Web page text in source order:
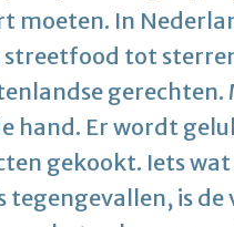
moeten. In
tot
hand. Er wordt
gekookt. Iets
tegengevallen, is